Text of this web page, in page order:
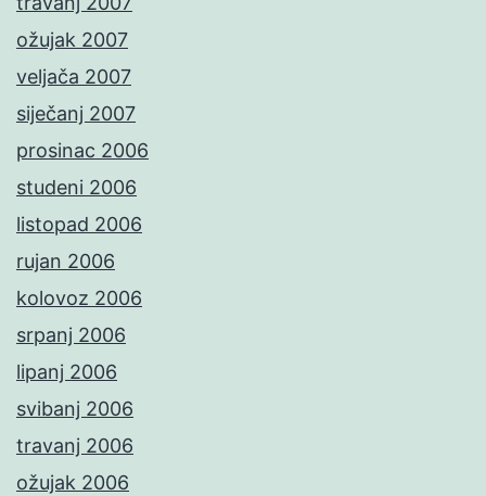
ožujak 2007
veljača 2007
siječanj 2007
prosinac 2006
studeni 2006
listopad 2006
rujan 2006
kolovoz 2006
srpanj 2006
lipanj 2006
svibanj 2006
travanj 2006
ožujak 2006